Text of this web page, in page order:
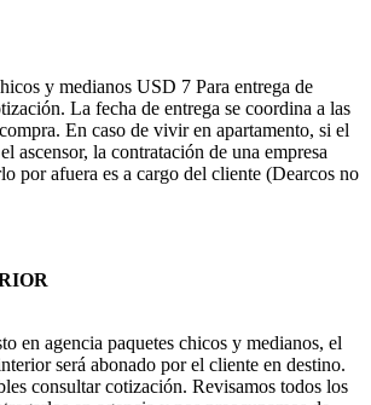
y medianos USD 7 Para entrega de
La fecha de entrega se coordina a las
En caso de vivir en apartamento, si el
ascensor, la contratación de una empresa
por afuera es a cargo del cliente (Dearcos no
en agencia paquetes chicos y medianos, el
será abonado por el cliente en destino.
consultar cotización. Revisamos todos los